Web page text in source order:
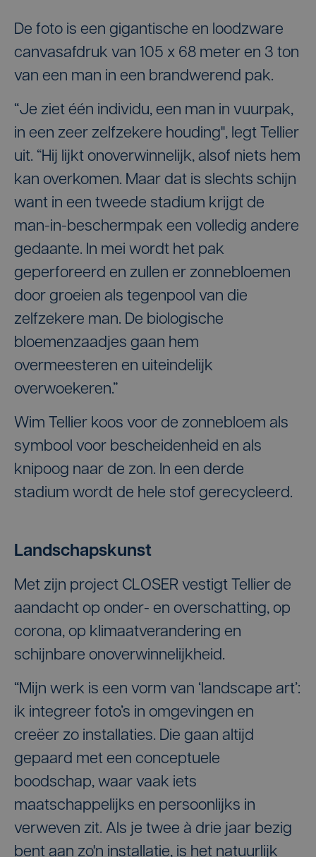
De foto is een gigantische en loodzware
canvasafdruk van 105 x 68 meter en 3 ton
van een man in een brandwerend pak.
“Je ziet één individu, een man in vuurpak,
in een zeer zelfzekere houding", legt Tellier
uit. “Hij lijkt onoverwinnelijk, alsof niets hem
kan overkomen. Maar dat is slechts schijn
want in een tweede stadium krijgt de
man-in-beschermpak een volledig andere
gedaante. In mei wordt het pak
geperforeerd en zullen er zonnebloemen
door groeien als tegenpool van die
zelfzekere man. De biologische
bloemenzaadjes gaan hem
overmeesteren en uiteindelijk
overwoekeren.”
Wim Tellier koos voor de zonnebloem als
symbool voor bescheidenheid en als
knipoog naar de zon. In een derde
stadium wordt de hele stof gerecycleerd.
Landschapskunst
Met zijn project CLOSER vestigt Tellier de
aandacht op onder- en overschatting, op
corona, op klimaatverandering en
schijnbare onoverwinnelijkheid.
“Mijn werk is een vorm van ‘landscape art’:
ik integreer foto’s in omgevingen en
creëer zo installaties. Die gaan altijd
gepaard met een conceptuele
boodschap, waar vaak iets
maatschappelijks en persoonlijks in
verweven zit. Als je twee à drie jaar bezig
bent aan zo'n installatie, is het natuurlijk